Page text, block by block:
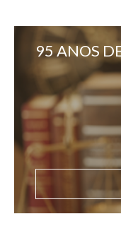
95 ANOS